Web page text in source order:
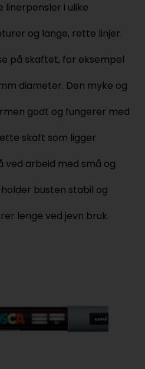
linerpensler i ulike
og lange, rette linjer.
på skaftet, for eksempel
diameter. Den myke og
godt og fungerer med
skaft som ligger
ved arbeid med små og
busten stabil og
lenge ved jevn bruk.